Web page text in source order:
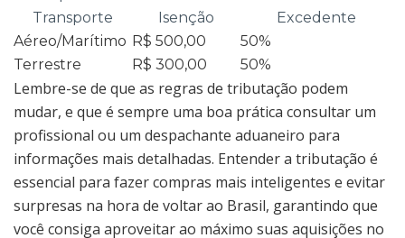
Transporte
Isenção
Excedente
Aéreo/Marítimo R$ 500,00
50%
Terrestre
R$ 300,00 50%
Lembre-se de que as regras de tributação podem
mudar, e que é sempre uma boa prática consultar um
profissional ou um despachante aduaneiro para
informações mais detalhadas. Entender a tributação é
essencial para fazer compras mais inteligentes e evitar
surpresas na hora de voltar ao Brasil, garantindo que
você consiga aproveitar ao máximo suas aquisições no